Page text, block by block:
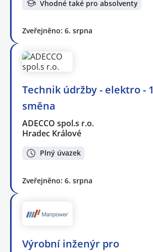
Vhodné také pro absolventy
Zveřejněno: 6. srpna
Technik údržby - elektro - 1
směna
ADECCO spol.s r.o.
Hradec Králové
Plný úvazek
Zveřejněno: 6. srpna
Výrobní inženýr pro